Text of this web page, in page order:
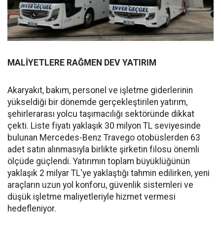
MALİYETLERE RAĞMEN DEV YATIRIM
Akaryakıt, bakım, personel ve işletme giderlerinin
yükseldiği bir dönemde gerçekleştirilen yatırım,
şehirlerarası yolcu taşımacılığı sektöründe dikkat
çekti. Liste fiyatı yaklaşık 30 milyon TL seviyesinde
bulunan Mercedes-Benz Travego otobüslerden 63
adet satın alınmasıyla birlikte şirketin filosu önemli
ölçüde güçlendi. Yatırımın toplam büyüklüğünün
yaklaşık 2 milyar TL'ye yaklaştığı tahmin edilirken, yeni
araçların uzun yol konforu, güvenlik sistemleri ve
düşük işletme maliyetleriyle hizmet vermesi
hedefleniyor.